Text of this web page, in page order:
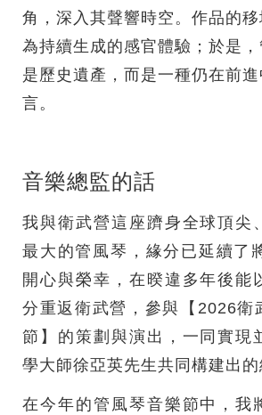
角，深入其聲響時空。作品的
為持續生成的感官體驗；於是
是歷史遺產，而是一種仍在前
言。
音樂總監的話
我與衛武營這座躋身全球頂尖
最大的管風琴，緣分已延續了
開心與榮幸，在暌違多年後能
分重返衛武營，參與【2026衛
節】的策劃與演出，一同實現
學大師徐亞英先生共同構建出的
在今年的管風琴音樂節中，我